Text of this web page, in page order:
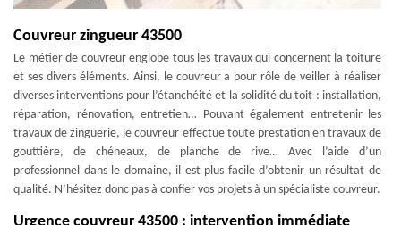
Couvreur zingueur 43500
Le métier de couvreur englobe tous les travaux qui concernent la toiture
et ses divers éléments. Ainsi, le couvreur a pour rôle de veiller à réaliser
diverses interventions pour l’étanchéité et la solidité du toit : installation,
réparation, rénovation, entretien… Pouvant également entretenir les
travaux de zinguerie, le couvreur effectue toute prestation en travaux de
gouttière, de chéneaux, de planche de rive… Avec l’aide d’un
professionnel dans le domaine, il est plus facile d’obtenir un résultat de
qualité. N’hésitez donc pas à confier vos projets à un spécialiste couvreur.